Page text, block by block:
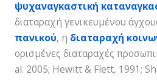
ψυχαναγκαστική
διαταραχή γενικευμένου
πανικού, η διαταραχή
ορισμένες διαταραχές
al. 2005; Hewitt & Flett, 1991;